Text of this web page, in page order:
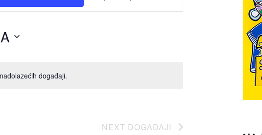
događaji.
pogleda
NEXT DOGAĐAJI